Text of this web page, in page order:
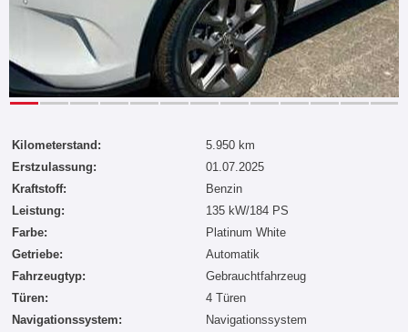
Kilometerstand:
5.950 km
Erstzulassung:
01.07.2025
Kraftstoff:
Benzin
Leistung:
135 kW/184 PS
Farbe:
Platinum White
Getriebe:
Automatik
Fahrzeugtyp:
Gebrauchtfahrzeug
Türen:
4 Türen
Navigationssystem:
Navigationssystem